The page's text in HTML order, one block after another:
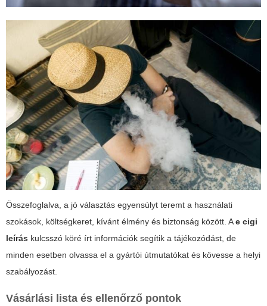
Összefoglalva, a jó választás egyensúlyt teremt a használati
szokások, költségkeret, kívánt élmény és biztonság között. Ae cigi
leírás kulcsszó köré írt információk segítik a tájékozódást, de
minden esetben olvassa el a gyártói útmutatókat és kövesse a helyi
szabályozást.
Vásárlási lista és ellenőrző pontok